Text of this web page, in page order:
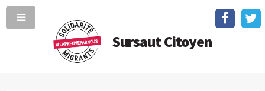
Sursaut Citoyen